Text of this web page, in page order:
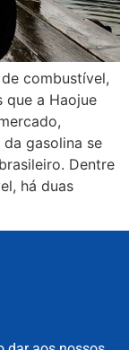
combustível,
que a Haojue
gasolina se
Dentre
há duas